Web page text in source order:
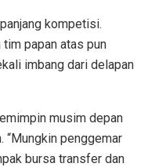
kompetisi.
papan atas pun
imbang dari delapan
musim depan
“Mungkin penggemar
bursa transfer dan